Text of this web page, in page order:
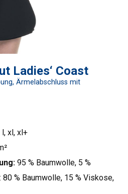
Ladies‘ Coast
Ärmelabschluss mit
l, xl, xl+
95 % Baumwolle, 5 %
80 % Baumwolle, 15 % Viskose,